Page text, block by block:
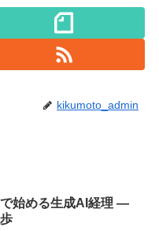
kikumoto_admin
始める生成AI経理 ―